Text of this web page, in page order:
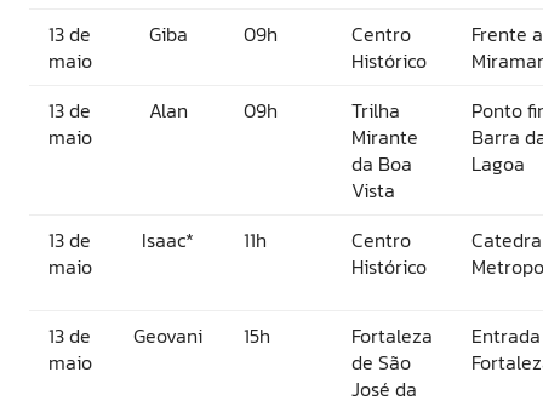
13 de
maio
Giba 09h
Centro
Histórico
Frente
Miramar
13 de
maio
Alan 09h
Trilha
Mirante
da Boa
Vista
Ponto
Barra
Lagoa
13 de
maio
Isaac* 11h
Centro
Histórico
13 de
maio
Geovani 15h
Fortaleza
de São
José da